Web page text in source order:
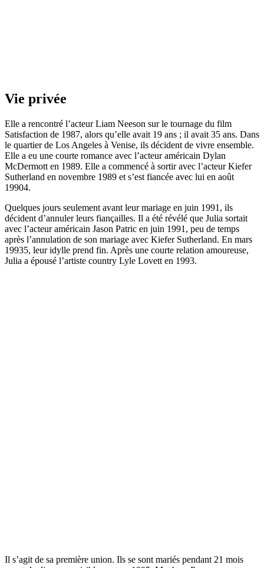
Vie privée
Elle a rencontré l’acteur Liam Neeson sur le tournage du film
Satisfaction de 1987, alors qu’elle avait 19 ans ; il avait 35 ans. Dans
le quartier de Los Angeles à Venise, ils décident de vivre ensemble.
Elle a eu une courte romance avec l’acteur américain Dylan
McDermott en 1989. Elle a commencé à sortir avec l’acteur Kiefer
Sutherland en novembre 1989 et s’est fiancée avec lui en août
19904.
Quelques jours seulement avant leur mariage en juin 1991, ils
décident d’annuler leurs fiançailles. Il a été révélé que Julia sortait
avec l’acteur américain Jason Patric en juin 1991, peu de temps
après l’annulation de son mariage avec Kiefer Sutherland. En mars
19935, leur idylle prend fin. Après une courte relation amoureuse,
Julia a épousé l’artiste country Lyle Lovett en 1993.
Il s’agit de sa première union. Ils se sont mariés pendant 21 mois